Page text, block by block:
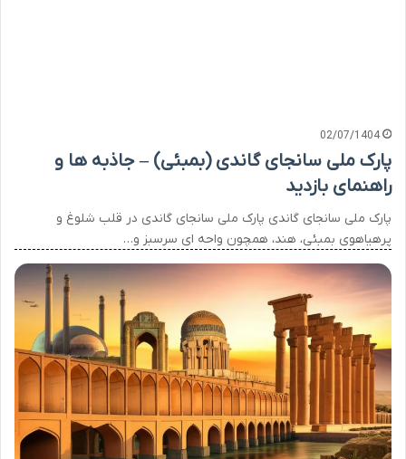
02/07/1404
پارک ملی سانجای گاندی (بمبئی) – جاذبه ها و
راهنمای بازدید
پارک ملی سانجای گاندی پارک ملی سانجای گاندی در قلب شلوغ و
پرهیاهوی بمبئی، هند، همچون واحه ای سرسبز و…